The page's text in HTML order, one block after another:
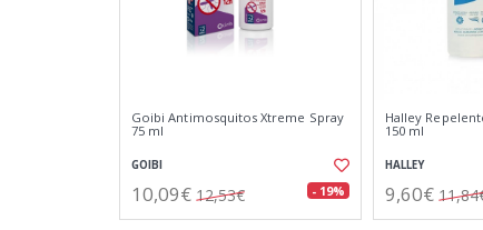
Goibi Antimosquitos Xtreme Spray
75 ml
GOIBI
10,09€ 12,53€ - 19%
Halley
150 ml
HALLEY
9,60€